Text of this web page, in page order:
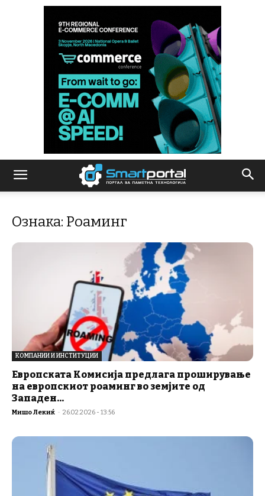
Ознака: Роаминг
КОМПАНИИ И ИНСТИТУЦИИ
Европската Комисија предлага проширување
на европскиот роаминг во земјите од
Западен...
Мишо Лекиќ - 26.02.2026 - 13:56